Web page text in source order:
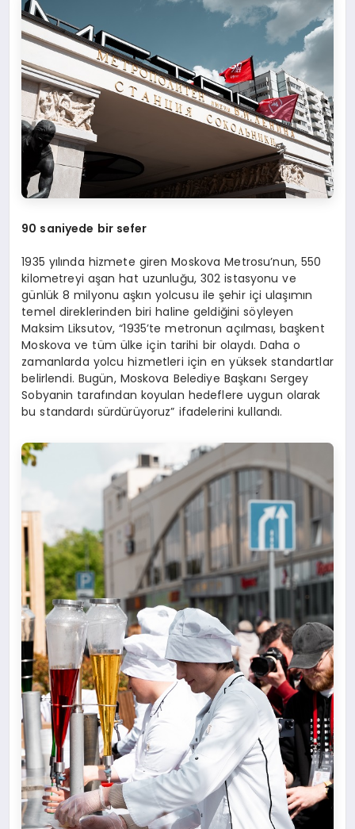
90 saniyede bir sefer
1935 yılında hizmete giren Moskova Metrosu’nun, 550
kilometreyi aşan hat uzunluğu, 302 istasyonu ve
günlük 8 milyonu aşkın yolcusu ile şehir içi ulaşımın
temel direklerinden biri haline geldiğini söyleyen
Maksim Liksutov, “1935’te metronun açılması, başkent
Moskova ve tüm ülke için tarihi bir olaydı. Daha o
zamanlarda yolcu hizmetleri için en yüksek standartlar
belirlendi. Bugün, Moskova Belediye Başkanı Sergey
Sobyanin tarafından koyulan hedeflere uygun olarak
bu standardı sürdürüyoruz” ifadelerini kullandı.